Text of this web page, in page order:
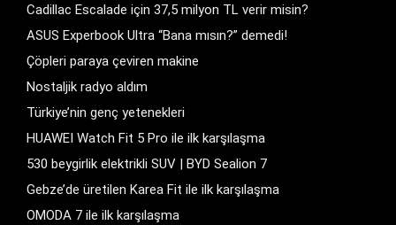
Cadillac Escalade için 37,5 milyon TL verir misin?
ASUS Experbook Ultra “Bana mısın?” demedi!
Çöpleri paraya çeviren makine
Nostaljik radyo aldım
Türkiye’nin genç yetenekleri
HUAWEI Watch Fit 5 Pro ile ilk karşılaşma
530 beygirlik elektrikli SUV | BYD Sealion 7
Gebze’de üretilen Karea Fit ile ilk karşılaşma
OMODA 7 ile ilk karşılaşma